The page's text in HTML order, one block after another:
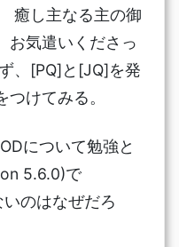
癒し主なる主の御
お気遣いくださっ
、[PQ]と[JQ]を発
けてみる。
について勉強と
5.6.0)で
のはなぜだろ